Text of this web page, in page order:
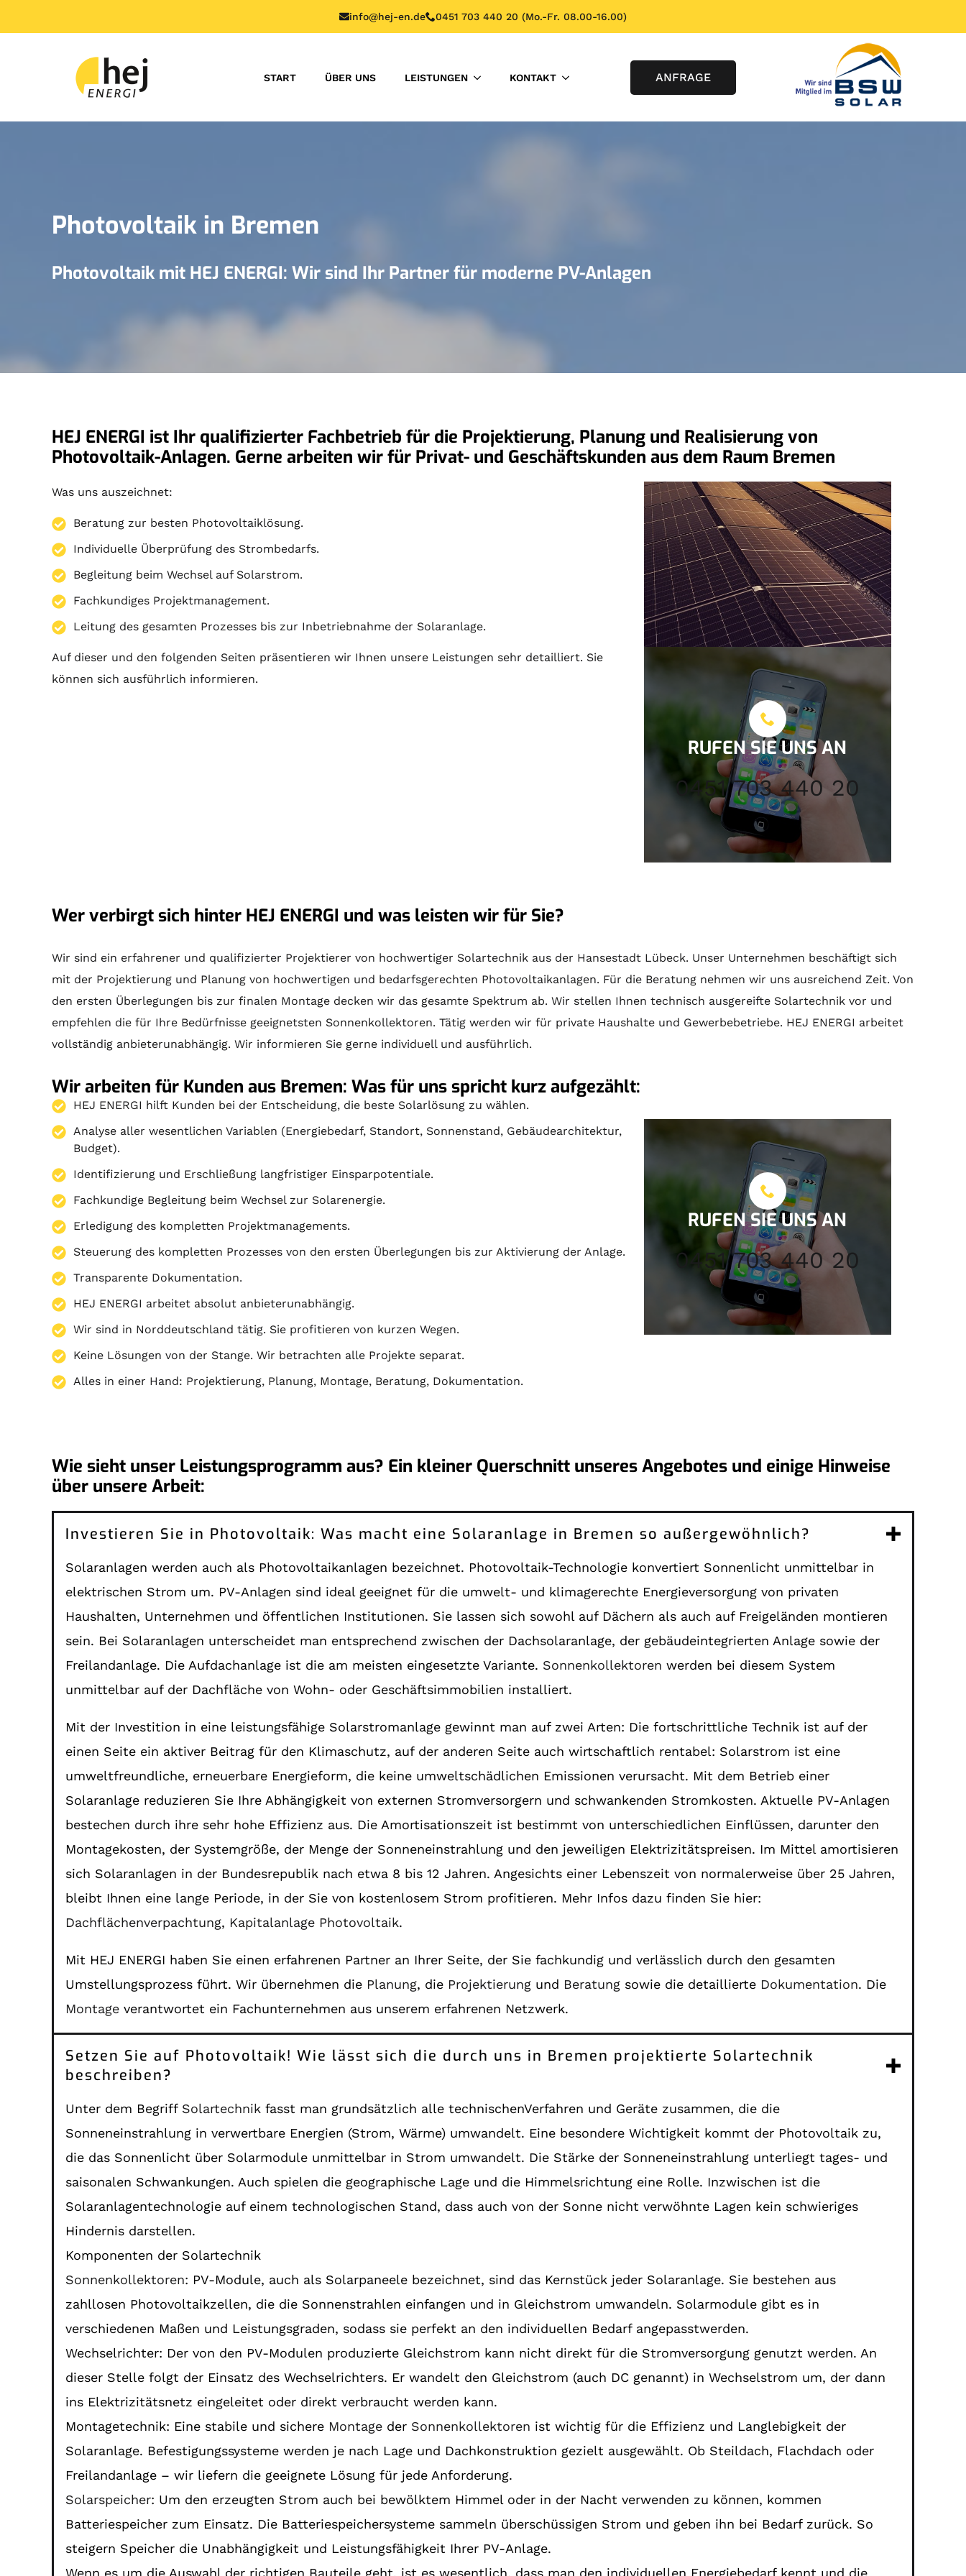
info@hej-en.de 0451 703 440 20 (Mo.-Fr. 08.00-16.00)
START ÜBER UNS LEISTUNGEN KONTAKT ANFRAGE
Photovoltaik in Bremen
Photovoltaik mit HEJ ENERGI: Wir sind Ihr Partner für moderne PV-Anlagen
HEJ ENERGI ist Ihr qualifizierter Fachbetrieb für die Projektierung, Planung und Realisierung von
Photovoltaik-Anlagen. Gerne arbeiten wir für Privat- und Geschäftskunden aus dem Raum Bremen
Was uns auszeichnet:
Beratung zur besten Photovoltaiklösung.
Individuelle Überprüfung des Strombedarfs.
Begleitung beim Wechsel auf Solarstrom.
Fachkundiges Projektmanagement.
Leitung des gesamten Prozesses bis zur Inbetriebnahme der Solaranlage.
Auf dieser und den folgenden Seiten präsentieren wir Ihnen unsere Leistungen sehr detailliert. Sie
können sich ausführlich informieren.
RUFEN SIE UNS AN
0451 703 440 20
Wer verbirgt sich hinter HEJ ENERGI und was leisten wir für Sie?
Wir sind ein erfahrener und qualifizierter Projektierer von hochwertiger Solartechnik aus der Hansestadt Lübeck. Unser Unternehmen beschäftigt sich
mit der Projektierung und Planung von hochwertigen und bedarfsgerechten Photovoltaikanlagen. Für die Beratung nehmen wir uns ausreichend Zeit. Von
den ersten Überlegungen bis zur finalen Montage decken wir das gesamte Spektrum ab. Wir stellen Ihnen technisch ausgereifte Solartechnik vor und
empfehlen die für Ihre Bedürfnisse geeignetsten Sonnenkollektoren. Tätig werden wir für private Haushalte und Gewerbebetriebe. HEJ ENERGI arbeitet
vollständig anbieterunabhängig. Wir informieren Sie gerne individuell und ausführlich.
Wir arbeiten für Kunden aus Bremen: Was für uns spricht kurz aufgezählt:
HEJ ENERGI hilft Kunden bei der Entscheidung, die beste Solarlösung zu wählen.
Analyse aller wesentlichen Variablen (Energiebedarf, Standort, Sonnenstand, Gebäudearchitektur,
Budget).
Identifizierung und Erschließung langfristiger Einsparpotentiale.
Fachkundige Begleitung beim Wechsel zur Solarenergie.
Erledigung des kompletten Projektmanagements.
Steuerung des kompletten Prozesses von den ersten Überlegungen bis zur Aktivierung der Anlage.
Transparente Dokumentation.
HEJ ENERGI arbeitet absolut anbieterunabhängig.
Wir sind in Norddeutschland tätig. Sie profitieren von kurzen Wegen.
Keine Lösungen von der Stange. Wir betrachten alle Projekte separat.
Alles in einer Hand: Projektierung, Planung, Montage, Beratung, Dokumentation.
RUFEN SIE UNS AN
0451 703 440 20
Wie sieht unser Leistungsprogramm aus? Ein kleiner Querschnitt unseres Angebotes und einige Hinweise
über unsere Arbeit:
Investieren Sie in Photovoltaik: Was macht eine Solaranlage in Bremen so außergewöhnlich?
Solaranlagen werden auch als Photovoltaikanlagen bezeichnet. Photovoltaik-Technologie konvertiert Sonnenlicht unmittelbar in
elektrischen Strom um. PV-Anlagen sind ideal geeignet für die umwelt- und klimagerechte Energieversorgung von privaten
Haushalten, Unternehmen und öffentlichen Institutionen. Sie lassen sich sowohl auf Dächern als auch auf Freigeländen montieren
sein. Bei Solaranlagen unterscheidet man entsprechend zwischen der Dachsolaranlage, der gebäudeintegrierten Anlage sowie der
Freilandanlage. Die Aufdachanlage ist die am meisten eingesetzte Variante. Sonnenkollektoren werden bei diesem System
unmittelbar auf der Dachfläche von Wohn- oder Geschäftsimmobilien installiert.
Mit der Investition in eine leistungsfähige Solarstromanlage gewinnt man auf zwei Arten: Die fortschrittliche Technik ist auf der
einen Seite ein aktiver Beitrag für den Klimaschutz, auf der anderen Seite auch wirtschaftlich rentabel: Solarstrom ist eine
umweltfreundliche, erneuerbare Energieform, die keine umweltschädlichen Emissionen verursacht. Mit dem Betrieb einer
Solaranlage reduzieren Sie Ihre Abhängigkeit von externen Stromversorgern und schwankenden Stromkosten. Aktuelle PV-Anlagen
bestechen durch ihre sehr hohe Effizienz aus. Die Amortisationszeit ist bestimmt von unterschiedlichen Einflüssen, darunter den
Montagekosten, der Systemgröße, der Menge der Sonneneinstrahlung und den jeweiligen Elektrizitätspreisen. Im Mittel amortisieren
sich Solaranlagen in der Bundesrepublik nach etwa 8 bis 12 Jahren. Angesichts einer Lebenszeit von normalerweise über 25 Jahren,
bleibt Ihnen eine lange Periode, in der Sie von kostenlosem Strom profitieren. Mehr Infos dazu finden Sie hier:
Dachflächenverpachtung, Kapitalanlage Photovoltaik.
Mit HEJ ENERGI haben Sie einen erfahrenen Partner an Ihrer Seite, der Sie fachkundig und verlässlich durch den gesamten
Umstellungsprozess führt. Wir übernehmen die Planung, die Projektierung und Beratung sowie die detaillierte Dokumentation. Die
Montage verantwortet ein Fachunternehmen aus unserem erfahrenen Netzwerk.
Setzen Sie auf Photovoltaik! Wie lässt sich die durch uns in Bremen projektierte Solartechnik
beschreiben?
Unter dem Begriff Solartechnik fasst man grundsätzlich alle technischenVerfahren und Geräte zusammen, die die
Sonneneinstrahlung in verwertbare Energien (Strom, Wärme) umwandelt. Eine besondere Wichtigkeit kommt der Photovoltaik zu,
die das Sonnenlicht über Solarmodule unmittelbar in Strom umwandelt. Die Stärke der Sonneneinstrahlung unterliegt tages- und
saisonalen Schwankungen. Auch spielen die geographische Lage und die Himmelsrichtung eine Rolle. Inzwischen ist die
Solaranlagentechnologie auf einem technologischen Stand, dass auch von der Sonne nicht verwöhnte Lagen kein schwieriges
Hindernis darstellen.
Komponenten der Solartechnik
Sonnenkollektoren: PV-Module, auch als Solarpaneele bezeichnet, sind das Kernstück jeder Solaranlage. Sie bestehen aus
zahllosen Photovoltaikzellen, die die Sonnenstrahlen einfangen und in Gleichstrom umwandeln. Solarmodule gibt es in
verschiedenen Maßen und Leistungsgraden, sodass sie perfekt an den individuellen Bedarf angepasstwerden.
Wechselrichter: Der von den PV-Modulen produzierte Gleichstrom kann nicht direkt für die Stromversorgung genutzt werden. An
dieser Stelle folgt der Einsatz des Wechselrichters. Er wandelt den Gleichstrom (auch DC genannt) in Wechselstrom um, der dann
ins Elektrizitätsnetz eingeleitet oder direkt verbraucht werden kann.
Montagetechnik: Eine stabile und sichere Montage der Sonnenkollektoren ist wichtig für die Effizienz und Langlebigkeit der
Solaranlage. Befestigungssysteme werden je nach Lage und Dachkonstruktion gezielt ausgewählt. Ob Steildach, Flachdach oder
Freilandanlage – wir liefern die geeignete Lösung für jede Anforderung.
Solarspeicher: Um den erzeugten Strom auch bei bewölktem Himmel oder in der Nacht verwenden zu können, kommen
Batteriespeicher zum Einsatz. Die Batteriespeichersysteme sammeln überschüssigen Strom und geben ihn bei Bedarf zurück. So
steigern Speicher die Unabhängigkeit und Leistungsfähigkeit Ihrer PV-Anlage.
Wenn es um die Auswahl der richtigen Bauteile geht, ist es wesentlich, dass man den individuellen Energiebedarf kennt und die